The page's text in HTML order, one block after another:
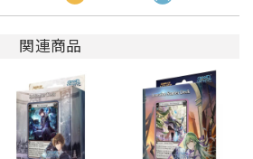
関連商品